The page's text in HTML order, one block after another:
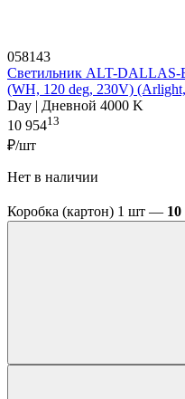
058143
Светильник ALT-DALLAS-
(WH, 120 deg, 230V)
Day | Дневной 4000 K
10 95413
₽/шт
Нет в наличии
Коробка (картон) 1 шт — 10